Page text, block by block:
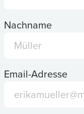
Nachname
Email-Adresse